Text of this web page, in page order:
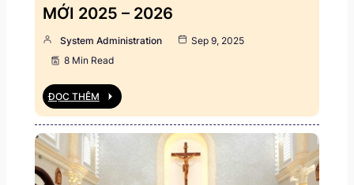
MỚI 2025 – 2026
System Administration
Sep 9, 2025
8 Min Read
ĐỌC THÊM